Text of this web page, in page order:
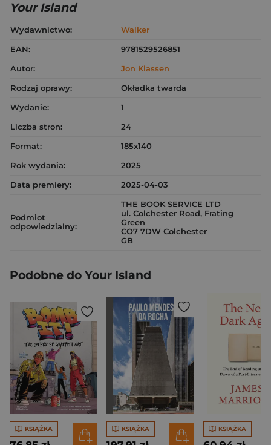
Your Island
Wydawnictwo:
Walker
EAN:
9781529526851
Autor:
Jon Klassen
Rodzaj oprawy:
Okładka twarda
Wydanie:
1
Liczba stron:
24
Format:
185x140
Rok wydania:
2025
Data premiery:
2025-04-03
Podmiot
odpowiedzialny:
THE BOOK SERVICE LTD
ul. Colchester Road, Frating
Green
CO7 7DW Colchester
GB
Podobne do Your Island
KSIĄŻKA KSIĄŻKA KSIĄŻKA